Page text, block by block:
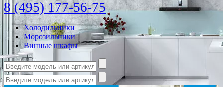
8 (495) 177-56-75
Холодильники
Морозильники
Винные шкафы